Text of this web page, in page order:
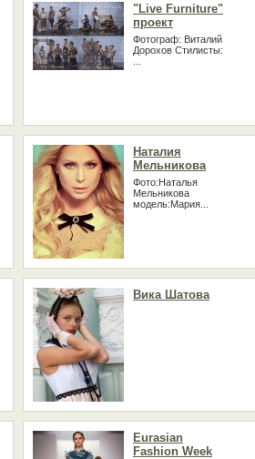
"Live Furniture"
проект
Фотограф: Виталий
Дорохов Стилисты:
Наталия
Мельникова
Фото:Наталья
Мельникова
модель:Мария...
Вика Шатова
Eurasian
Fashion Week